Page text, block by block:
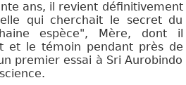
ans, il revient définitivement
qui cherchait le secret du
espèce", Mère, dont il
et le témoin pendant près de
premier essai à Sri Aurobindo